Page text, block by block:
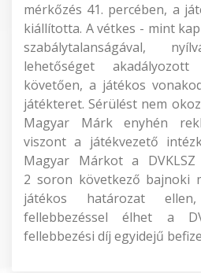
mérkőzés 41. percében, a
kiállította. A vétkes - mint
szabálytalanságával,
lehetőséget
követően, a játékos
játékteret. Sérülést nem
Magyar Márk enyhén
viszont a játékvezető
Magyar Márkot a DVKLSZ
2 soron következő bajnoki
játékos határozat
fellebbezéssel élhet a
fellebbezési díj egyidejű